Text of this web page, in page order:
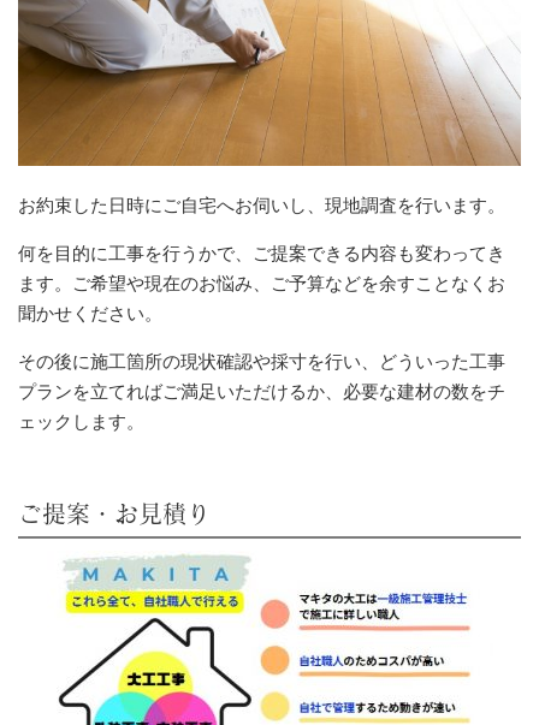
お約束した日時にご自宅へお伺いし、現地調査を行います。
何を目的に工事を行うかで、ご提案できる内容も変わってき
ます。ご希望や現在のお悩み、ご予算などを余すことなくお
聞かせください。
その後に施工箇所の現状確認や採寸を行い、どういった工事
プランを立てればご満足いただけるか、必要な建材の数をチ
ェックします。
ご提案・お見積り